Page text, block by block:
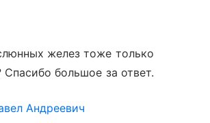
желез тоже только
Спасибо большое за ответ.
Андреевич